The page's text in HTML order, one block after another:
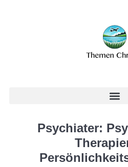
Psychiater: